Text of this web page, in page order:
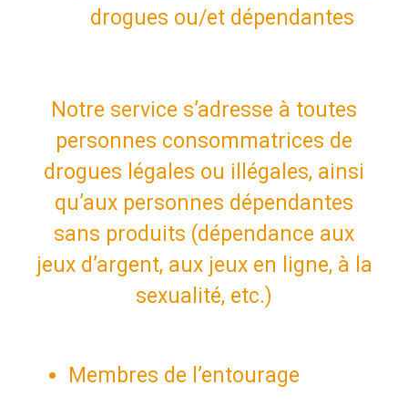
drogues ou/et dépendantes
Notre service s’adresse à toutes
personnes consommatrices de
drogues légales ou illégales, ainsi
qu’aux personnes dépendantes
sans produits (dépendance aux
jeux d’argent, aux jeux en ligne, à la
sexualité, etc.)
Membres de l’entourage